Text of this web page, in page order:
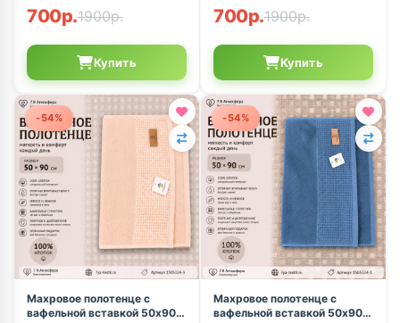
700р.1900р.
Купить
700р.1900р.
Купить
-54%
Махровое полотенце с
вафельной вставкой 50x90
-54%
Махровое полотенце с
вафельной вставкой 50x90